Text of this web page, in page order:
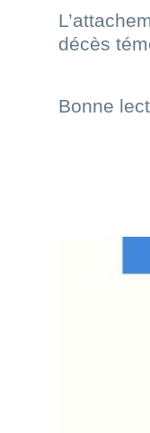
décès
Bonne